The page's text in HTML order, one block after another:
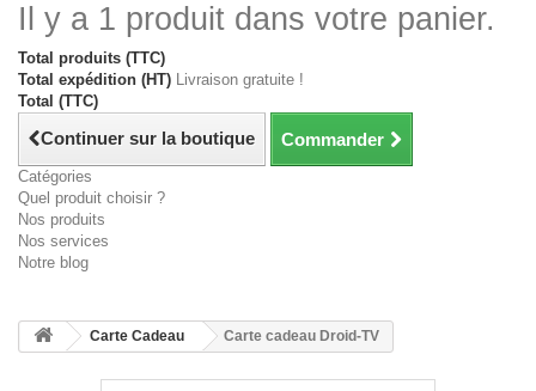
Il y a 1 produit dans votre panier.
Total produits (TTC)
Total expédition (HT) Livraison gratuite !
Total (TTC)
Continuer sur la boutique Commander
Catégories
Quel produit choisir ?
Nos produits
Nos services
Notre blog
Carte Cadeau Carte cadeau Droid-TV